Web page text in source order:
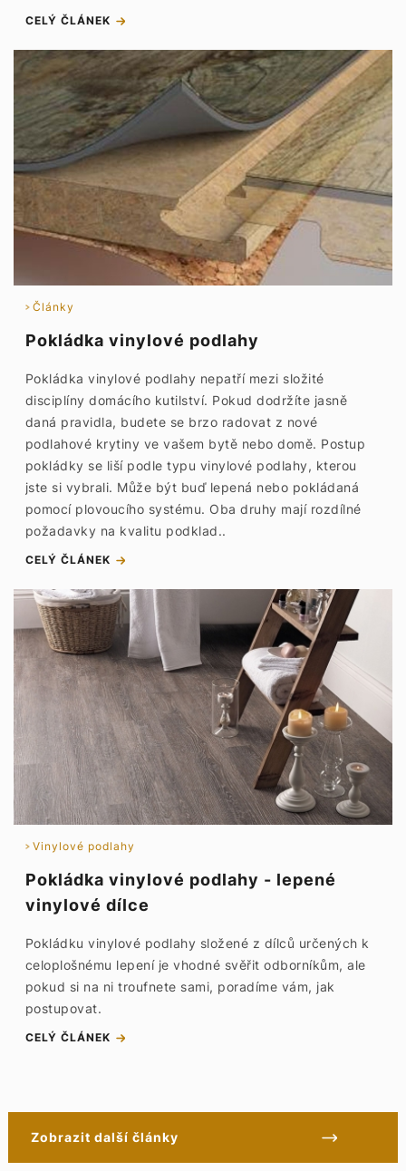
CELÝ ČLÁNEK
Články
Pokládka vinylové podlahy
Pokládka vinylové podlahy nepatří mezi složité
disciplíny domácího kutilství. Pokud dodržíte jasně
daná pravidla, budete se brzo radovat z nové
podlahové krytiny ve vašem bytě nebo domě. Postup
pokládky se liší podle typu vinylové podlahy, kterou
jste si vybrali. Může být buď lepená nebo pokládaná
pomocí plovoucího systému. Oba druhy mají rozdílné
požadavky na kvalitu podklad..
CELÝ ČLÁNEK
Vinylové podlahy
Pokládka vinylové podlahy - lepené
vinylové dílce
Pokládku vinylové podlahy složené z dílců určených k
celoplošnému lepení je vhodné svěřit odborníkům, ale
pokud si na ni troufnete sami, poradíme vám, jak
postupovat.
CELÝ ČLÁNEK
Zobrazit další články